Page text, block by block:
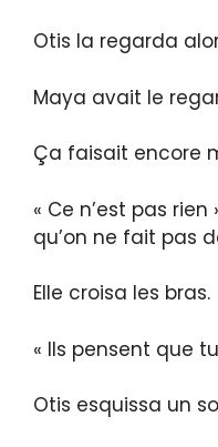
Otis la regarda
Maya avait le
Ça faisait encore
« Ce n’est pas rien
qu’on ne fait pas
Elle croisa les bras.
« Ils pensent que
Otis esquissa un